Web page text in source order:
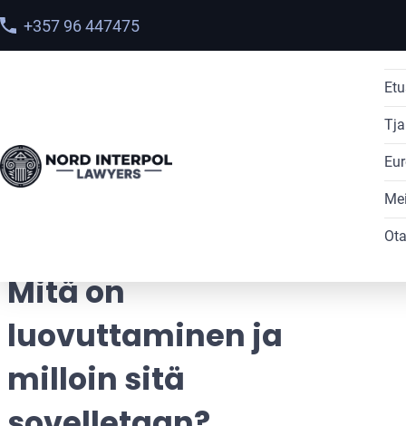
+357 96 447475
Home
Mitä on
luovuttaminen ja
milloin sitä